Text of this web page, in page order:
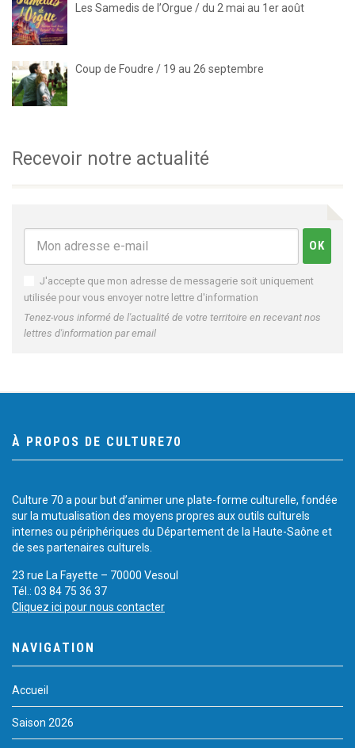
Les Samedis de l’Orgue / du 2 mai au 1er août
Coup de Foudre / 19 au 26 septembre
Recevoir notre actualité
J'accepte que mon adresse de messagerie soit uniquement
utilisée pour vous envoyer notre lettre d'information
Tenez-vous informé de l'actualité de votre territoire en recevant nos
lettres d'information par email
À PROPOS DE CULTURE70
Culture 70 a pour but d’animer une plate-forme culturelle, fondée
sur la mutualisation des moyens propres aux outils culturels
internes ou périphériques du Département de la Haute-Saône et
de ses partenaires culturels.
23 rue La Fayette – 70000 Vesoul
Tél.: 03 84 75 36 37
Cliquez ici pour nous contacter
NAVIGATION
Accueil
Saison 2026